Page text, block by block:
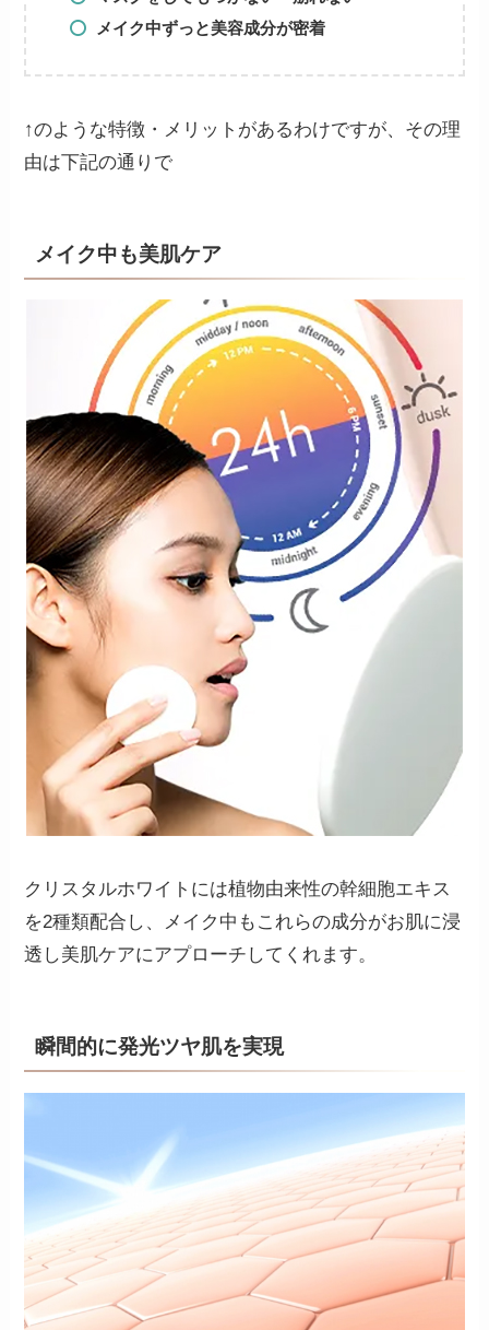
メイク中ずっと美容成分が密着
↑のような特徴・メリットがあるわけですが、その理
由は下記の通りで
メイク中も美肌ケア
クリスタルホワイトには植物由来性の幹細胞エキス
を2種類配合し、メイク中もこれらの成分がお肌に浸
透し美肌ケアにアプローチしてくれます。
瞬間的に発光ツヤ肌を実現